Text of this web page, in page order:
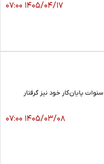
۱۴۰۵/۰۴/۱۷ ۰۷:۰۰
پایان‌کار خود نیز گرفتار
۱۴۰۵/۰۳/۰۸ ۰۷:۰۰